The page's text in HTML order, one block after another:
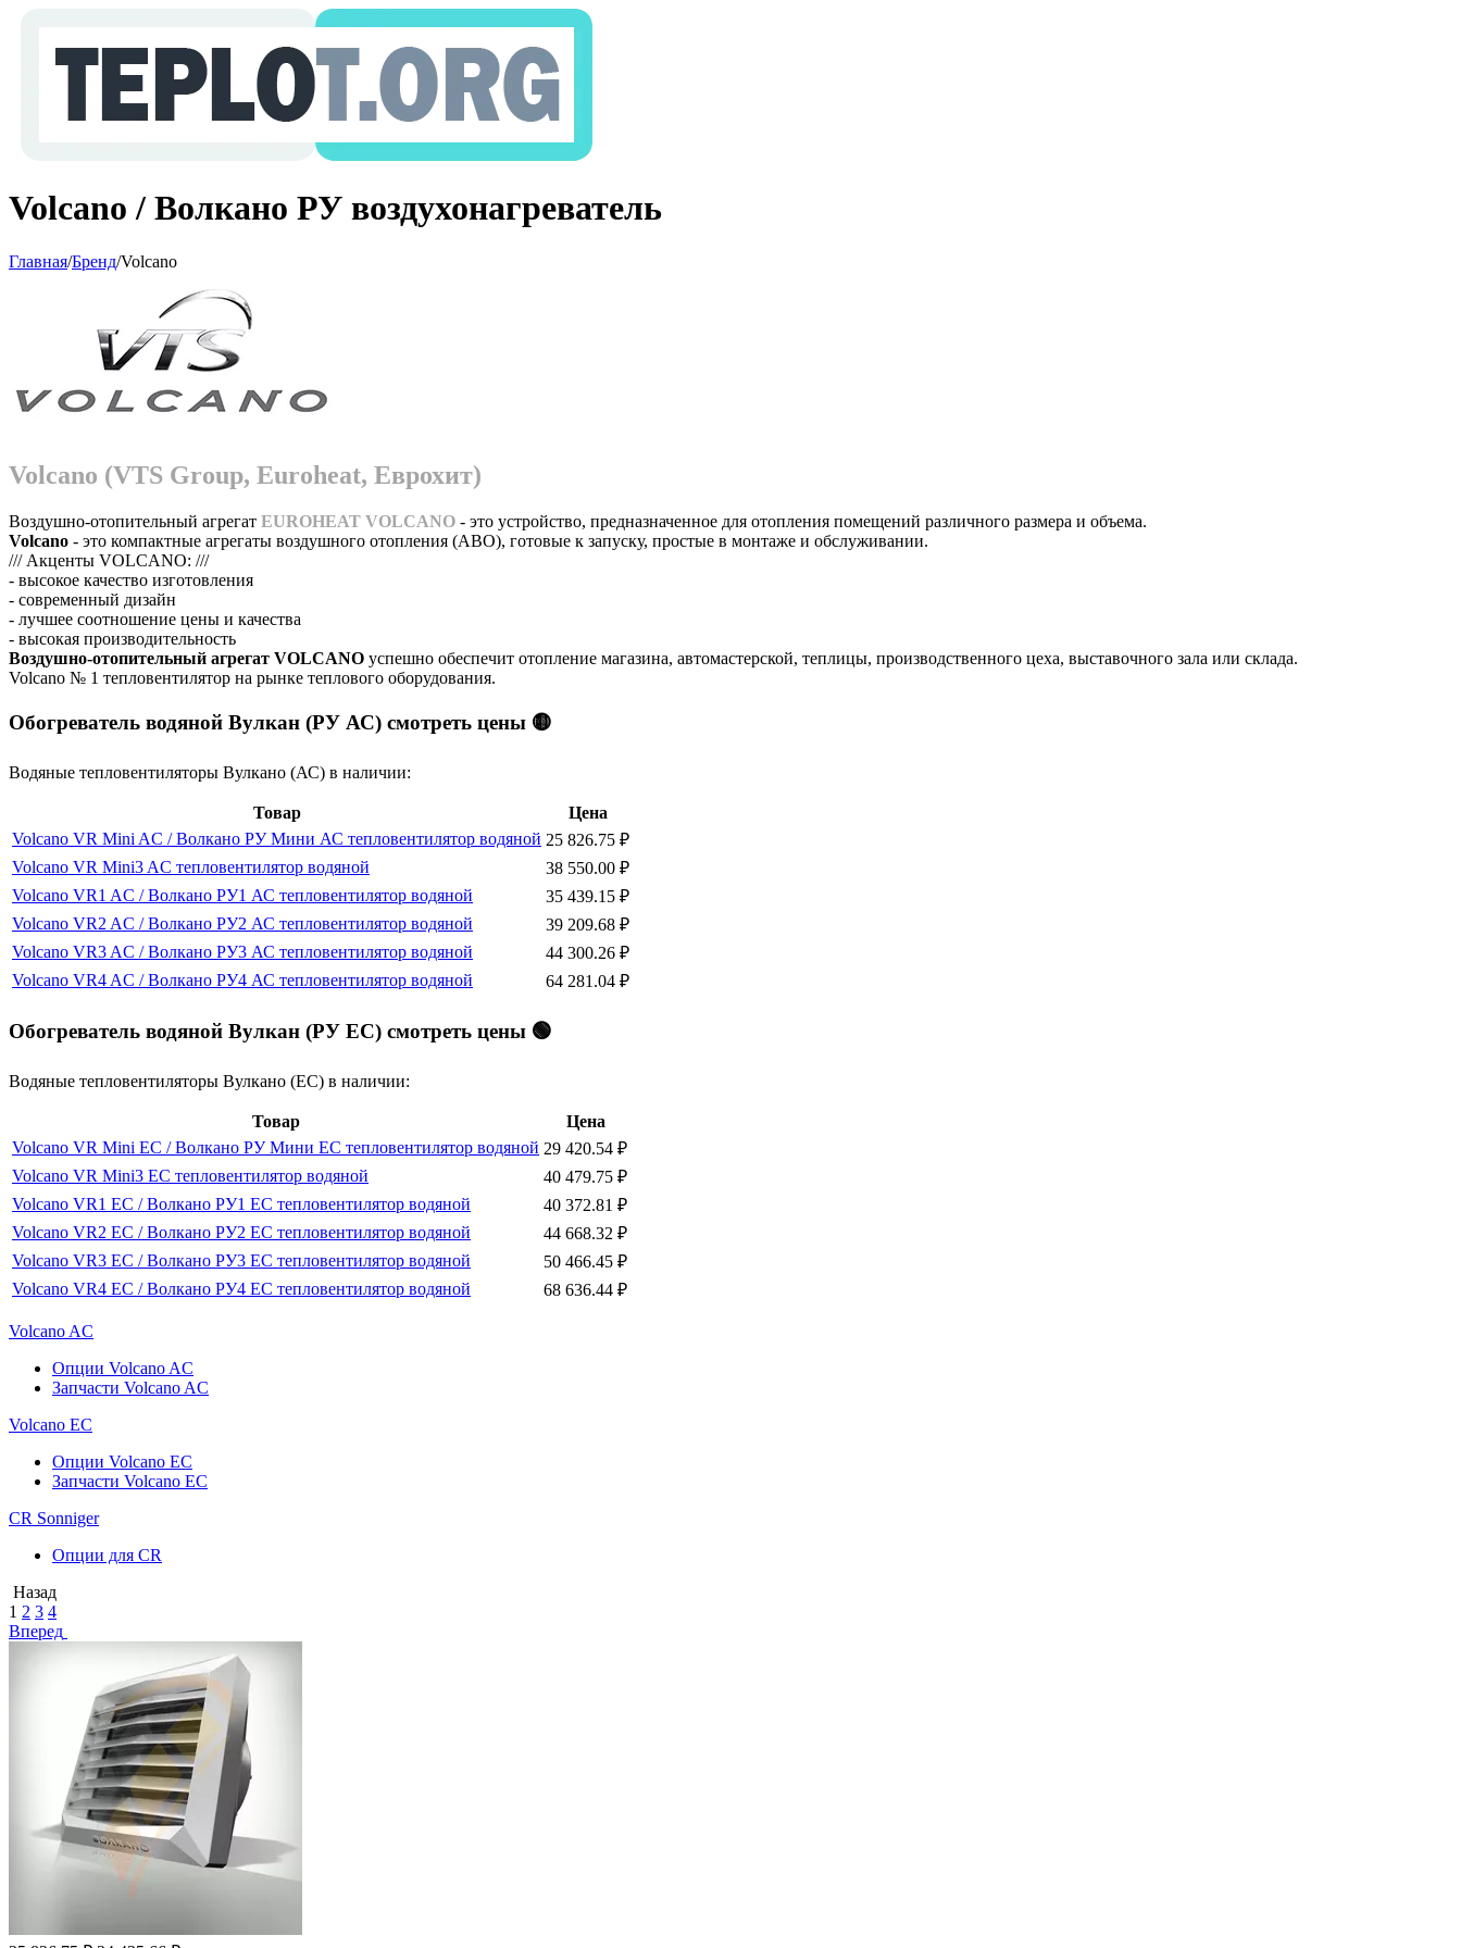
Volcano / Волкано РУ воздухонагреватель
Главная/Бренд/Volcano
Volcano (VTS Group, Euroheat, Еврохит)
Воздушно-отопительный агрегат EUROHEAT VOLCANO - это устройство, предназначенное для отопления помещений различного размера и объема.
Volcano - это компактные агрегаты воздушного отопления (АВО), готовые к запуску, простые в монтаже и обслуживании.
/// Акценты VOLCANO: ///
- высокое качество изготовления
- современный дизайн
- лучшее соотношение цены и качества
- высокая производительность
Воздушно-отопительный агрегат VOLCANO успешно обеспечит отопление магазина, автомастерской, теплицы, производственного цеха, выставочного зала или склада.
Volcano № 1 тепловентилятор на рынке теплового оборудования.
Обогреватель водяной Вулкан (РУ АС) смотреть цены 🟡
Водяные тепловентиляторы Вулкано (АС) в наличии:
Товар
Цена
Volcano VR Mini AC / Волкано РУ Мини АС тепловентилятор водяной 25 826.75 ₽
Volcano VR Mini3 AC тепловентилятор водяной
38 550.00 ₽
Volcano VR1 AC / Волкано РУ1 АС тепловентилятор водяной
35 439.15 ₽
Volcano VR2 AC / Волкано РУ2 АС тепловентилятор водяной
39 209.68 ₽
Volcano VR3 AC / Волкано РУ3 АС тепловентилятор водяной
44 300.26 ₽
Volcano VR4 AC / Волкано РУ4 АС тепловентилятор водяной
64 281.04 ₽
Обогреватель водяной Вулкан (РУ ЕC) смотреть цены 🟢
Водяные тепловентиляторы Вулкано (ЕС) в наличии:
Товар
Цена
Volcano VR Mini EC / Волкано РУ Мини ЕС тепловентилятор водяной 29 420.54 ₽
Volcano VR Mini3 EC тепловентилятор водяной
40 479.75 ₽
Volcano VR1 EC / Волкано РУ1 ЕС тепловентилятор водяной
40 372.81 ₽
Volcano VR2 EC / Волкано РУ2 ЕС тепловентилятор водяной
44 668.32 ₽
Volcano VR3 EC / Волкано РУ3 ЕС тепловентилятор водяной
50 466.45 ₽
Volcano VR4 EC / Волкано РУ4 ЕС тепловентилятор водяной
68 636.44 ₽
Volcano AC
Опции Volcano AC
Запчасти Volcano AC
Volcano ЕC
Опции Volcano EC
Запчасти Volcano EC
CR Sonniger
Опции для CR
Назад
1 2 3 4
Вперед